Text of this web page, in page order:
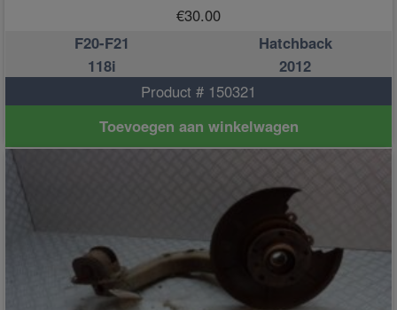
€30.00
F20-F21
Hatchback
118i
2012
Product # 150321
Toevoegen aan winkelwagen